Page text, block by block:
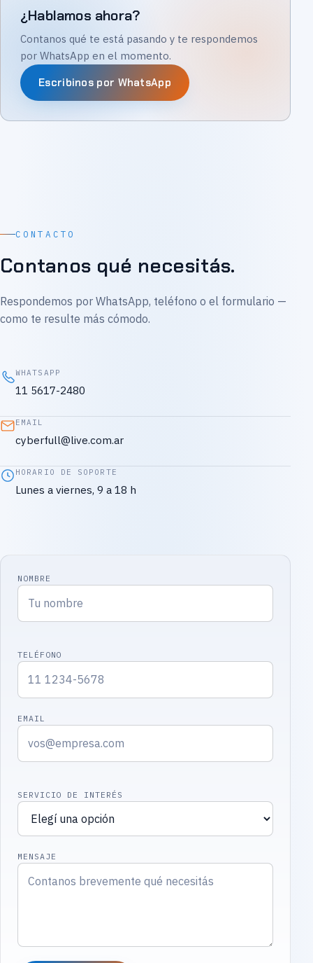
¿Hablamos ahora?
Contanos qué te está pasando y te respondemos
por WhatsApp en el momento.
Escribinos por WhatsApp
CONTACTO
Contanos qué necesitás.
Respondemos por WhatsApp, teléfono o el formulario —
como te resulte más cómodo.
WHATSAPP
11 5617-2480
EMAIL
cyberfull@live.com.ar
HORARIO DE SOPORTE
Lunes a viernes, 9 a 18 h
NOMBRE
TELÉFONO
EMAIL
SERVICIO DE INTERÉS
MENSAJE